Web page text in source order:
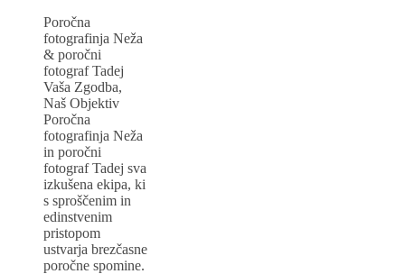
Poročna
fotografinja Neža
& poročni
fotograf Tadej
Vaša Zgodba,
Naš Objektiv
Poročna
fotografinja Neža
in poročni
fotograf Tadej sva
izkušena ekipa, ki
s sproščenim in
edinstvenim
pristopom
ustvarja brezčasne
poročne spomine.